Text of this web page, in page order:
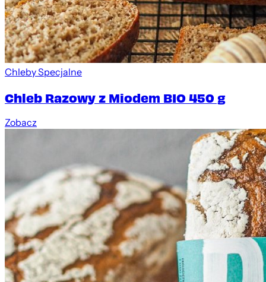
Chleby Specjalne
Chleb Razowy z Miodem BIO 450 g
Zobacz